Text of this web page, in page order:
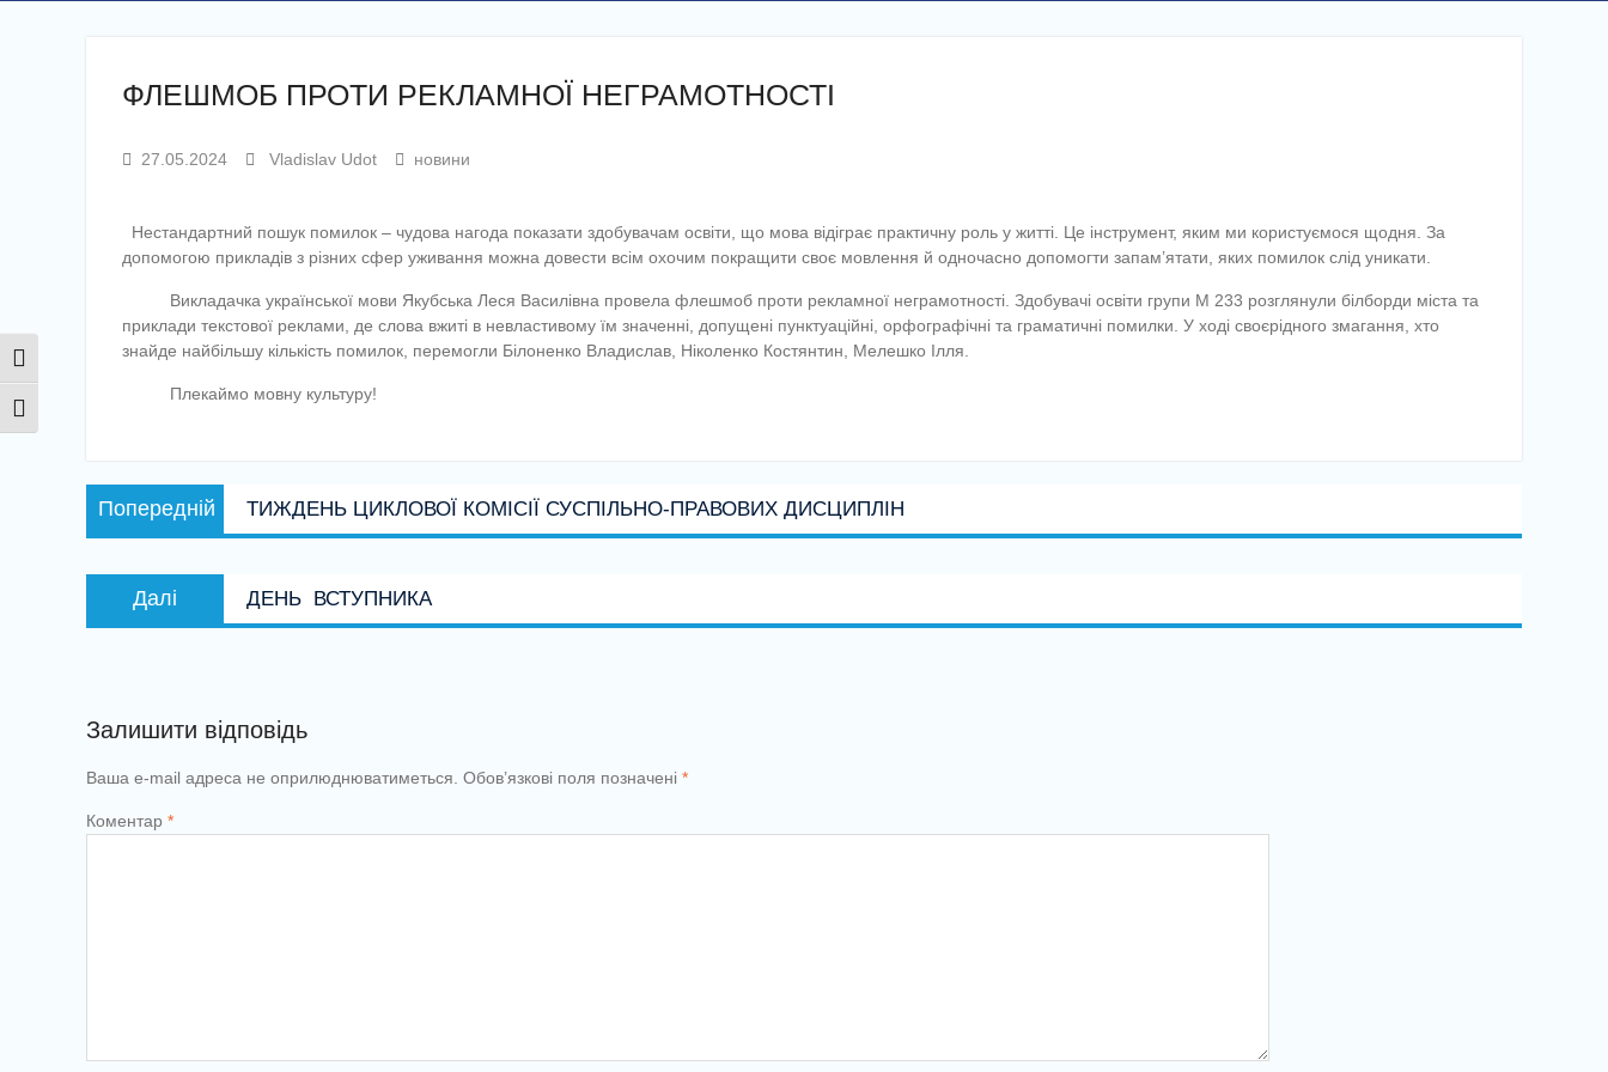
Toggle High Contrast
Toggle Font size
ФЛЕШМОБ ПРОТИ РЕКЛАМНОЇ НЕГРАМОТНОСТІ
27.05.2024 Vladislav Udot новини
Нестандартний пошук помилок – чудова нагода показати здобувачам освіти, що мова відіграє практичну роль у житті. Це інструмент, яким ми користуємося щодня. За
допомогою прикладів з різних сфер уживання можна довести всім охочим покращити своє мовлення й одночасно допомогти запам’ятати, яких помилок слід уникати.
Викладачка української мови Якубська Леся Василівна провела флешмоб проти рекламної неграмотності. Здобувачі освіти групи М 233 розглянули білборди міста та
приклади текстової реклами, де слова вжиті в невластивому їм значенні, допущені пунктуаційні, орфографічні та граматичні помилки. У ході своєрідного змагання, хто
знайде найбільшу кількість помилок, перемогли Білоненко Владислав, Ніколенко Костянтин, Мелешко Ілля.
Плекаймо мовну культуру!
Навігація
записів
Попередній
запис:
ТИЖДЕНЬ ЦИКЛОВОЇ КОМІСІЇ СУСПІЛЬНО-ПРАВОВИХ ДИСЦИПЛІН
Далі
запис:
ДЕНЬ ВСТУПНИКА
Залишити відповідь
Ваша e-mail адреса не оприлюднюватиметься. Обов’язкові поля позначені *
Коментар *